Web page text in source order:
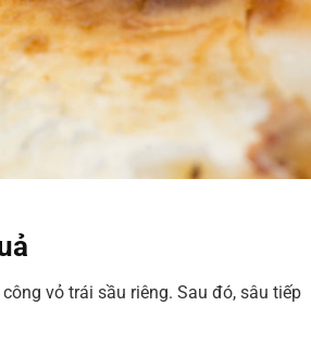
vỏ trái sầu riêng. Sau đó, sâu tiếp